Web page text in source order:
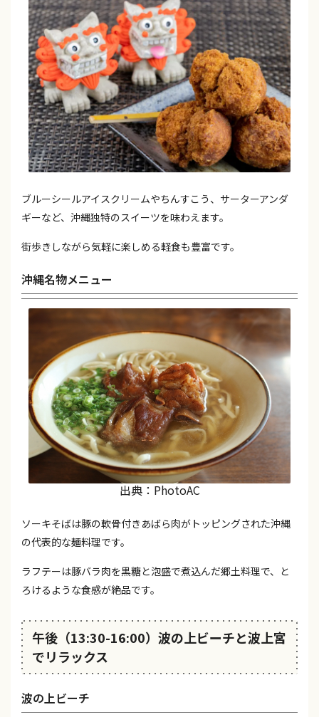
ブルーシールアイスクリームやちんすこう、サーターアンダ
ギーなど、沖縄独特のスイーツを味わえます。
街歩きしながら気軽に楽しめる軽食も豊富です。
沖縄名物メニュー
出典：PhotoAC
ソーキそばは豚の軟骨付きあばら肉がトッピングされた沖縄
の代表的な麺料理です。
ラフテーは豚バラ肉を黒糖と泡盛で煮込んだ郷土料理で、と
ろけるような食感が絶品です。
午後（13:30-16:00）波の上ビーチと波上宮
でリラックス
波の上ビーチ